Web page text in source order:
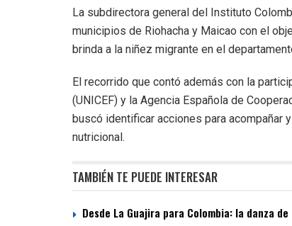
La subdirectora general del Instituto
municipios de Riohacha y Maicao con el
brinda a la niñez migrante en el
El recorrido que contó además con la
(UNICEF) y la Agencia Española de
buscó identificar acciones para acompañar
nutricional.
TAMBIÉN TE PUEDE INTERESAR
Desde La Guajira para Colombia: la danza